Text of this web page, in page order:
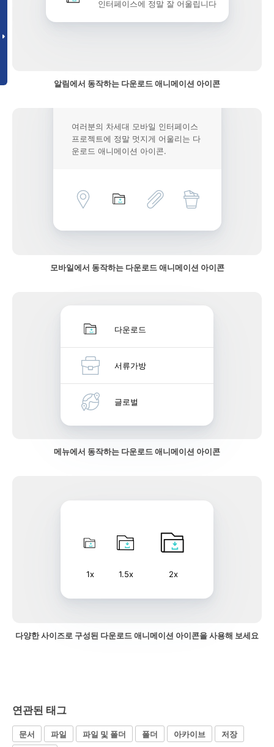
인터페이스에 정말 잘 어울립니다
알림에서 동작하는 다운로드 애니메이션 아이콘
여러분의 차세대 모바일 인터페이스
프로젝트에 정말 멋지게 어울리는 다
운로드 애니메이션 아이콘.
모바일에서 동작하는 다운로드 애니메이션 아이콘
다운로드
서류가방
글로벌
메뉴에서 동작하는 다운로드 애니메이션 아이콘
1x 1.5x 2x
다양한 사이즈로 구성된 다운로드 애니메이션 아이콘을 사용해 보세요
연관된 태그
문서 파일 파일 및 폴더 폴더 아카이브
저장